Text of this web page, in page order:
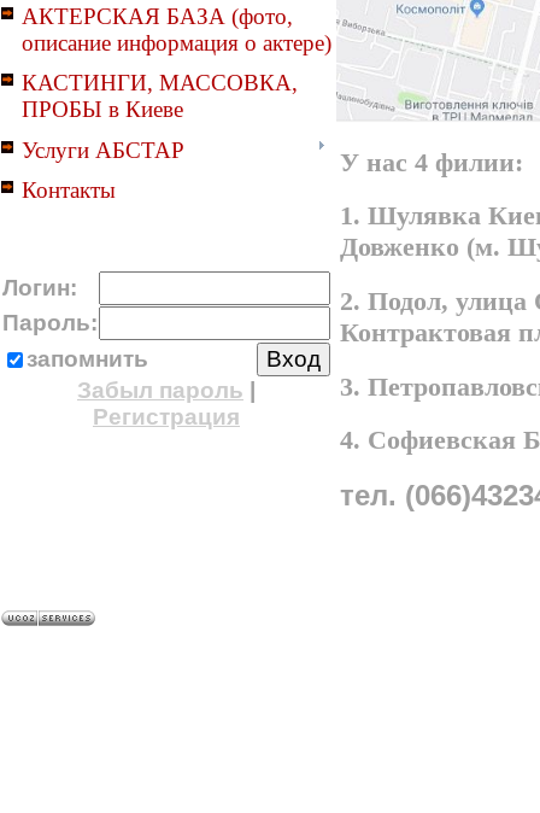
АКТЕРСКАЯ БАЗА (фото,
описание информация о актере)
КАСТИНГИ, МАССОВКА,
ПРОБЫ в Киеве
Услуги АБСТАР
Контакты
Логин:
Пароль:
запомнить
Забыл пароль
Регистрация
У нас 4 филии:
1. Шулявка
Довженко (м.
2. Подол,
Контрактовая
3.
4. Софиевская
тел.